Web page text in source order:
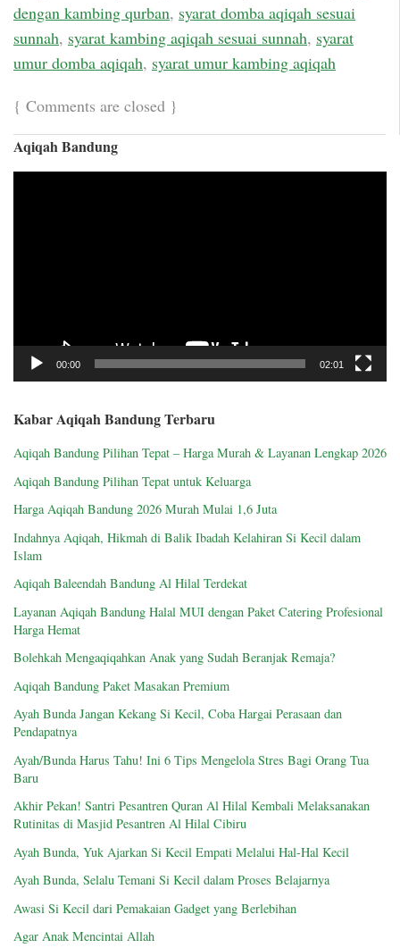
dengan kambing qurban, syarat domba aqiqah sesuai
sunnah, syarat kambing aqiqah sesuai sunnah, syarat
umur domba aqiqah, syarat umur kambing aqiqah
{ Comments are closed }
Aqiqah Bandung
00:00 02:01
Kabar Aqiqah Bandung Terbaru
Aqiqah Bandung Pilihan Tepat – Harga Murah & Layanan Lengkap 2026
Aqiqah Bandung Pilihan Tepat untuk Keluarga
Harga Aqiqah Bandung 2026 Murah Mulai 1,6 Juta
Indahnya Aqiqah, Hikmah di Balik Ibadah Kelahiran Si Kecil dalam
Islam
Aqiqah Baleendah Bandung Al Hilal Terdekat
Layanan Aqiqah Bandung Halal MUI dengan Paket Catering Profesional
Harga Hemat
Bolehkah Mengaqiqahkan Anak yang Sudah Beranjak Remaja?
Aqiqah Bandung Paket Masakan Premium
Ayah Bunda Jangan Kekang Si Kecil, Coba Hargai Perasaan dan
Pendapatnya
Ayah/Bunda Harus Tahu! Ini 6 Tips Mengelola Stres Bagi Orang Tua
Baru
Akhir Pekan! Santri Pesantren Quran Al Hilal Kembali Melaksanakan
Rutinitas di Masjid Pesantren Al Hilal Cibiru
Ayah Bunda, Yuk Ajarkan Si Kecil Empati Melalui Hal-Hal Kecil
Ayah Bunda, Selalu Temani Si Kecil dalam Proses Belajarnya
Awasi Si Kecil dari Pemakaian Gadget yang Berlebihan
Agar Anak Mencintai Allah